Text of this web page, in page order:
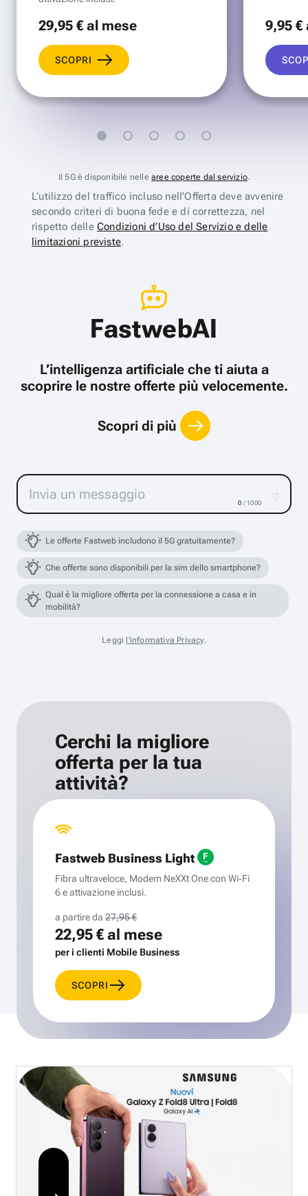
29,95 €al mese
SCOPRI
9,95 €
Il 5G è disponibile nelle aree coperte dal servizio.
L’utilizzo del traffico incluso nell’Offerta deve avvenire
secondo criteri di buona fede e di correttezza, nel
rispetto delle Condizioni d’Uso del Servizio e delle
limitazioni previste.
FastwebAI
L’intelligenza artificiale che ti aiuta a
scoprire le nostre offerte più velocemente.
Scopri di più
0 / 1000
Le offerte Fastweb includono il 5G gratuitamente?
Che offerte sono disponibili per la sim dello smartphone?
Qual è la migliore offerta per la connessione a casa e in
mobilità?
Leggi l'informativa Privacy.
Cerchi la migliore
offerta per la tua
attività?
Fastweb Business Light
Fibra ultraveloce, Modem NeXXt One con Wi‑Fi
6 e attivazione inclusi.
a partire da 27,95 €
22,95 €al mese
per i clienti Mobile Business
SCOPRI